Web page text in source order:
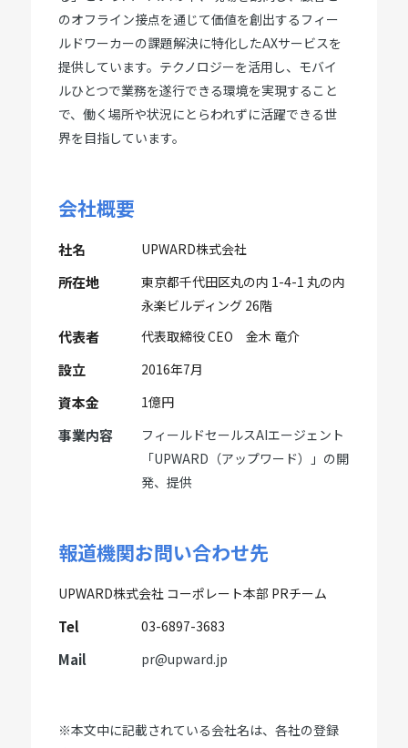
のオフライン接点を通じて価値を創出するフィー
ルドワーカーの課題解決に特化したAXサービスを
提供しています。テクノロジーを活用し、モバイ
ルひとつで業務を遂行できる環境を実現すること
で、働く場所や状況にとらわれずに活躍できる世
界を目指しています。
会社概要
社名 UPWARD株式会社
所在地
東京都千代田区丸の内 1-4-1 丸の内
永楽ビルディング 26階
代表者 代表取締役 CEO 金木 竜介
設立 2016年7月
資本金 1億円
事業内容
フィールドセールスAIエージェント
「UPWARD（アップワード）」の開
発、提供
報道機関お問い合わせ先
UPWARD株式会社 コーポレート本部 PRチーム
Tel 03-6897-3683
Mail pr@upward.jp
※本文中に記載されている会社名は、各社の登録